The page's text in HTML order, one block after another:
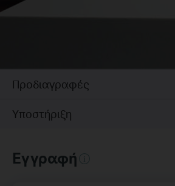
Προδιαγραφές
Υποστήριξη
Εγγραφή